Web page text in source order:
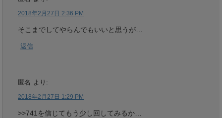
2018年2月27日 2:36 PM
そこまでしてやらんでもいいと思うが…
返信
匿名 より:
2018年2月27日 1:29 PM
>>741を信じてもう少し回してみるか…